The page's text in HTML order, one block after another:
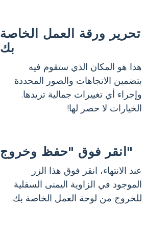
تحرير ورقة العمل الخاصة
بك
هذا هو المكان الذي ستقوم فيه
بتضمين الاتجاهات والصور المحددة
وإجراء أي تغييرات جمالية تريدها.
الخيارات لا حصر لها!
انقر فوق "حفظ وخروج"
عند الانتهاء، انقر فوق هذا الزر
الموجود في الزاوية اليمنى السفلية
للخروج من لوحة العمل الخاصة بك.